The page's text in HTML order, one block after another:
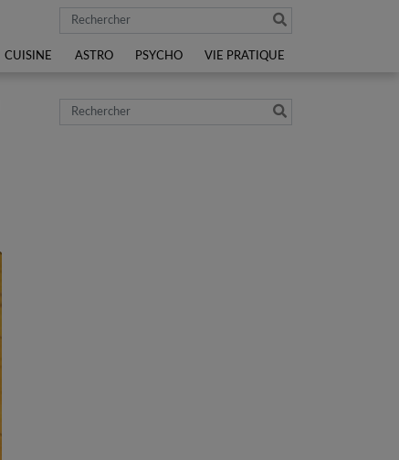
Rechercher
CUISINE ASTRO PSYCHO VIE PRATIQUE
Rechercher